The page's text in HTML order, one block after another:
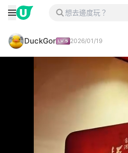
DuckGor 2026/01/19